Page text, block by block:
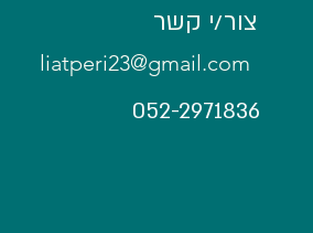
קשה שעשיתי החודש היה
צור/י קשר
liatperi23@gmail.com
052-2971836